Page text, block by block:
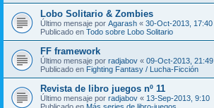
Lobo Solitario & Zombies
Último mensaje por Agarash « 30-Oct-2013, 17:40
Publicado en Todo sobre Lobo Solitario
FF framework
Último mensaje por radjabov « 09-Oct-2013, 21:49
Publicado en Fighting Fantasy / Lucha-Ficción
Revista de libro juegos nº 11
Último mensaje por radjabov « 13-Sep-2013, 9:10
Publicado en Más series de libro-juegos